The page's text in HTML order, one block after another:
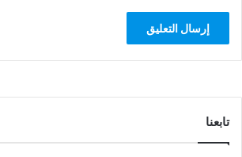
تابعنا